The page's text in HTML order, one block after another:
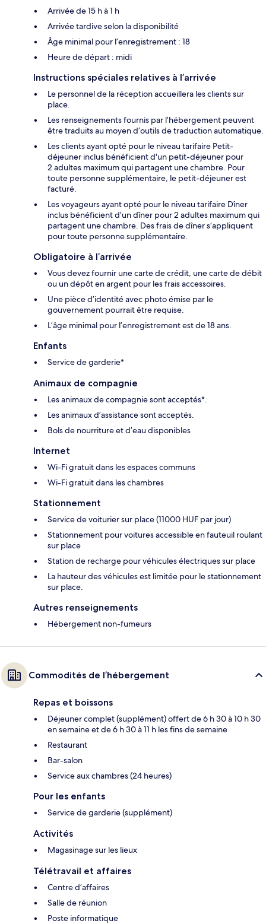
Arrivée de 15 h à 1 h
Arrivée tardive selon la disponibilité
Âge minimal pour l’enregistrement : 18
Heure de départ : midi
Instructions spéciales relatives à l’arrivée
Le personnel de la réception accueillera les clients sur
place.
Les renseignements fournis par l’hébergement peuvent
être traduits au moyen d’outils de traduction automatique.
Les clients ayant opté pour le niveau tarifaire Petit-
déjeuner inclus bénéficient d'un petit-déjeuner pour
2 adultes maximum qui partagent une chambre. Pour
toute personne supplémentaire, le petit-déjeuner est
facturé.
Les voyageurs ayant opté pour le niveau tarifaire Dîner
inclus bénéficient d’un dîner pour 2 adultes maximum qui
partagent une chambre. Des frais de dîner s’appliquent
pour toute personne supplémentaire.
Obligatoire à l’arrivée
Vous devez fournir une carte de crédit, une carte de débit
ou un dépôt en argent pour les frais accessoires.
Une pièce d’identité avec photo émise par le
gouvernement pourrait être requise.
L’âge minimal pour l’enregistrement est de 18 ans.
Enfants
Service de garderie*
Animaux de compagnie
Les animaux de compagnie sont acceptés*.
Les animaux d’assistance sont acceptés.
Bols de nourriture et d’eau disponibles
Internet
Wi-Fi gratuit dans les espaces communs
Wi-Fi gratuit dans les chambres
Stationnement
Service de voiturier sur place (11000 HUF par jour)
Stationnement pour voitures accessible en fauteuil roulant
sur place
Station de recharge pour véhicules électriques sur place
La hauteur des véhicules est limitée pour le stationnement
sur place.
Autres renseignements
Hébergement non-fumeurs
Commodités de l’hébergement
Repas et boissons
Déjeuner complet (supplément) offert de 6 h 30 à 10 h 30
en semaine et de 6 h 30 à 11 h les fins de semaine
Restaurant
Bar-salon
Service aux chambres (24 heures)
Pour les enfants
Service de garderie (supplément)
Activités
Magasinage sur les lieux
Télétravail et affaires
Centre d’affaires
Salle de réunion
Poste informatique